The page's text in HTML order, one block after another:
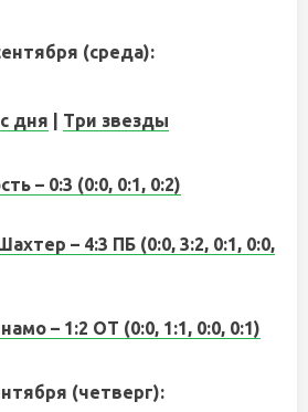
(среда):
дня Три звезды
– 0:3 (0:0, 0:1, 0:2)
– 4:3 ПБ (0:0, 3:2, 0:1, 0:0,
– 1:2 ОТ (0:0, 1:1, 0:0, 0:1)
(четверг):